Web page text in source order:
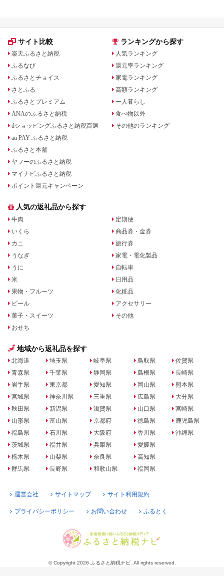
サイト比較
楽天ふるさと納税
ふるなび
ふるさとチョイス
さとふる
ふるさとプレミアム
ANAのふるさと納税
dショッピングふるさと納税百選
au PAY ふるさと納税
ふるさと本舗
ヤフーのふるさと納税
マイナビふるさと納税
ポイント還元キャンペーン
ランキングから探す
人気ランキング
還元率ランキング
家電ランキング
高額ランキング
一人暮らし
食べ物以外
その他のランキング
人気の返礼品から探す
牛肉
いくら
カニ
うなぎ
うに
米
果物・フルーツ
ビール
菓子・スイーツ
おせち
定期便
商品券・金券
旅行券
家電・電化製品
自転車
日用品
化粧品
アクセサリー
その他
地域から返礼品を探す
北海道
青森県
岩手県
宮城県
秋田県
山形県
福島県
茨城県
栃木県
群馬県
埼玉県
千葉県
東京都
神奈川県
新潟県
富山県
石川県
福井県
山梨県
長野県
岐阜県
静岡県
愛知県
三重県
滋賀県
京都府
大阪府
兵庫県
奈良県
和歌山県
鳥取県
島根県
岡山県
広島県
山口県
徳島県
香川県
愛媛県
高知県
福岡県
佐賀県
長崎県
熊本県
大分県
宮崎県
鹿児島県
沖縄県
運営会社 サイトマップ サイト利用規約
プライバシーポリシー お問い合わせ ふるとく
© Copyright 2026 ふるさと納税ナビ. All rights reserved.